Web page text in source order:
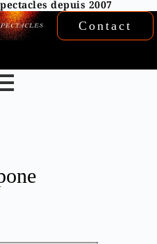
depuis 2007
Contact